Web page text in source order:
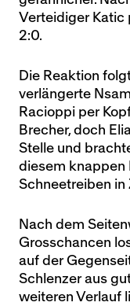
Verteidiger Katic
2:0.
Die Reaktion
verlängerte
Racioppi per
Brecher, doch
Stelle und
diesem knappen
Schneetreiben in
Nach dem
Grosschancen
auf der
Schlenzer aus
weiteren Verlauf